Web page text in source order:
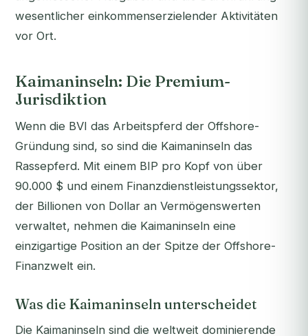
wesentlicher einkommenserzielender Aktivitäten
vor Ort.
Kaimaninseln: Die Premium-
Jurisdiktion
Wenn die BVI das Arbeitspferd der Offshore-
Gründung sind, so sind die Kaimaninseln das
Rassepferd. Mit einem BIP pro Kopf von über
90.000 $ und einem Finanzdienstleistungssektor,
der Billionen von Dollar an Vermögenswerten
verwaltet, nehmen die Kaimaninseln eine
einzigartige Position an der Spitze der Offshore-
Finanzwelt ein.
Was die Kaimaninseln unterscheidet
Die Kaimaninseln sind die weltweit dominierende